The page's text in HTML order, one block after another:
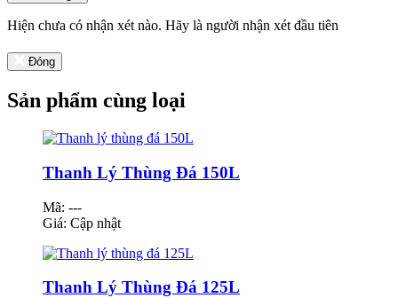
Hiện chưa có nhận xét nào. Hãy là người nhận xét đầu tiên
Đóng
Sản phẩm cùng loại
Thanh Lý Thùng Đá 150L
Mã: ---
Giá: Cập nhật
Thanh Lý Thùng Đá 125L